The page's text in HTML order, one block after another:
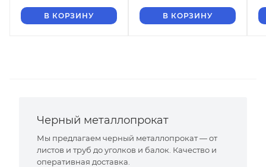
В КОРЗИНУ В КОРЗИНУ
Черный металлопрокат
Мы предлагаем черный металлопрокат — от
листов и труб до уголков и балок. Качество и
оперативная доставка.